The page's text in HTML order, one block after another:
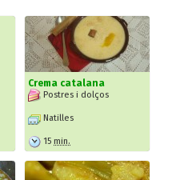
Crema catalana
Postres i dolços
Natilles
15 min.